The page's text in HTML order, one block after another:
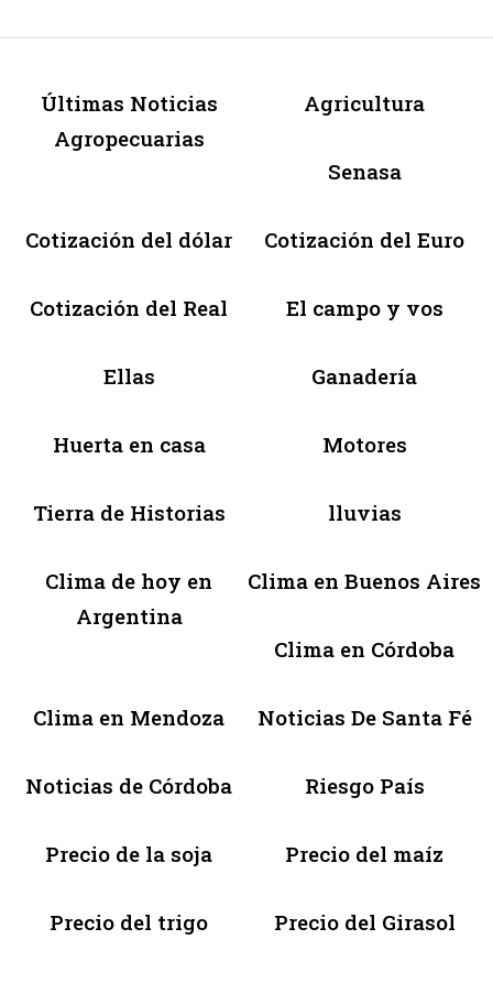
Últimas Noticias
Agropecuarias
Agricultura
Senasa
Cotización del dólar Cotización del Euro
Cotización del Real El campo y vos
Ellas Ganadería
Huerta en casa Motores
Tierra de Historias lluvias
Clima de hoy en
Argentina
Clima en Buenos Aires
Clima en Córdoba
Clima en Mendoza Noticias De Santa Fé
Noticias de Córdoba Riesgo País
Precio de la soja Precio del maíz
Precio del trigo Precio del Girasol